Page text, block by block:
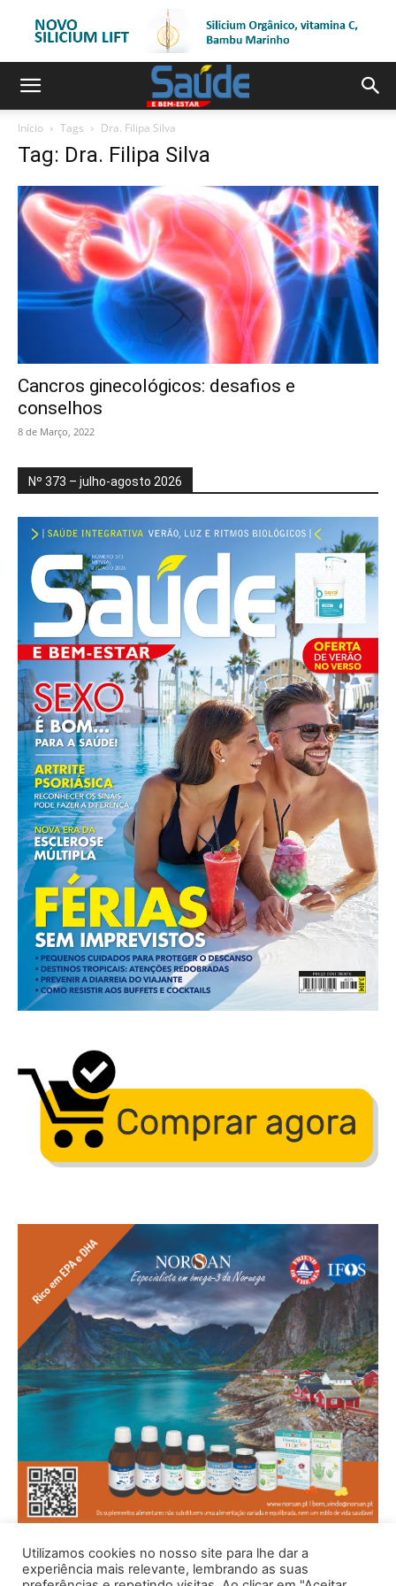
Início Tags Dra. Filipa Silva
Tag: Dra. Filipa Silva
Cancros ginecológicos: desafios e
conselhos
8 de Março, 2022
Nº 373 – julho-agosto 2026
Utilizamos cookies no nosso site para lhe dar a
experiência mais relevante, lembrando as suas